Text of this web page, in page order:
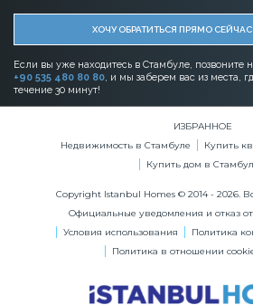
ХОЧУ ОБРАТИТЬСЯ ПРЯМО СЕЙЧАС
Если вы уже находитесь в Стамбуле, позвоните
+90 535 480 80 80, и мы заберем вас из места,
течение 30 минут!
ИЗБРАННОЕ
Недвижимость в Стамбуле
Купить
Купить дом в
Copyright Istanbul Homes © 2014 - 2026.
Официальные уведомления и отказ от
Условия использования
Политика
Политика в отношении